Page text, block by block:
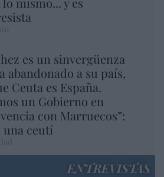
es un sinvergüenza
abandonado a su país,
Ceuta es España.
un Gobierno en
con Marruecos”:
una ceutí
ENTREVISTAS